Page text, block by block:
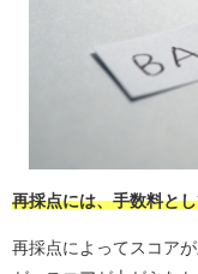
再採点には、手数料と
再採点によってスコア